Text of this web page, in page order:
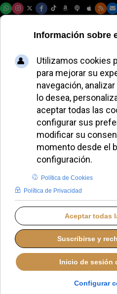
El
refuerza la
seguridad
altar de
tras varias
LUCAS ALONSO
DESDE EL VATICANO
MIÉRCOLES, 18 MARZO 2026 13:40